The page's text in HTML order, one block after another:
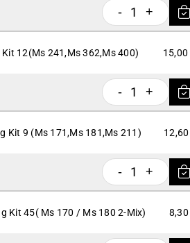
- 1 +
Kit 12(Ms 241,Ms 362,Ms 400) 15,00
- 1 +
Kit 9 (Ms 171,Ms 181,Ms 211)
- 1 +
Kit 45( Ms 170 / Ms 180 2-Mix)